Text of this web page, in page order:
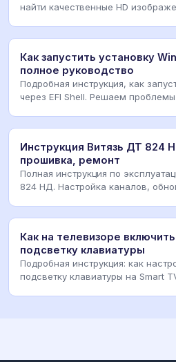
найти качественные HD
Как запустить установку
полное руководство
Подробная инструкция, как
через EFI Shell. Решаем проблемы
Инструкция Витязь ДТ 824
прошивка, ремонт
Полная инструкция по
824 НД. Настройка каналов,
Как на телевизоре
подсветку клавиатуры
Подробная инструкция: как
подсветку клавиатуры на Smart